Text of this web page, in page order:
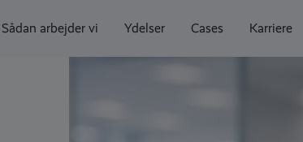
Sådan arbejder vi Ydelser Cases Karriere